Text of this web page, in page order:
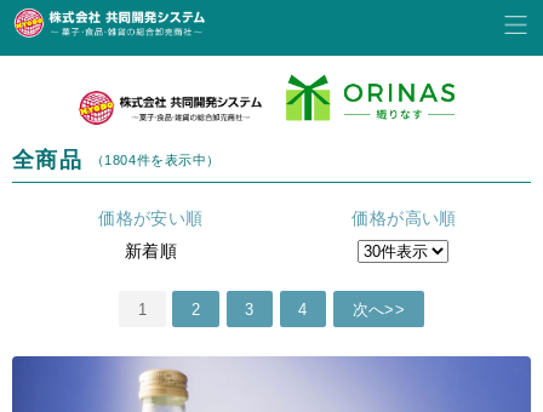
全商品 （1804件を表示中）
価格が安い順
価格が高い順
新着順
1 2 3 4 次へ>>